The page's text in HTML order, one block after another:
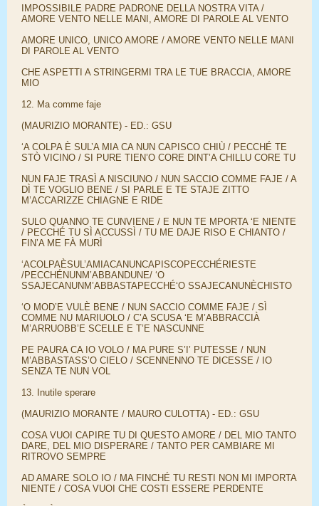
IMPOSSIBILE PADRE PADRONE DELLA NOSTRA VITA /
AMORE VENTO NELLE MANI, AMORE DI PAROLE AL VENTO
AMORE UNICO, UNICO AMORE / AMORE VENTO NELLE MANI
DI PAROLE AL VENTO
CHE ASPETTI A STRINGERMI TRA LE TUE BRACCIA, AMORE
MIO
12. Ma comme faje
(MAURIZIO MORANTE) - ED.: GSU
‘A COLPA È SUL’A MIA CA NUN CAPISCO CHIÙ / PECCHÉ TE
STÒ VICINO / SI PURE TIEN’O CORE DINT’A CHILLU CORE TU
NUN FAJE TRASÌ A NISCIUNO / NUN SACCIO COMME FAJE / A
DÌ TE VOGLIO BENE / SI PARLE E TE STAJE ZITTO
M’ACCARIZZE CHIAGNE E RIDE
SULO QUANNO TE CUNVIENE / E NUN TE MPORTA ‘E NIENTE
/ PECCHÉ TU SÌ ACCUSSÌ / TU ME DAJE RISO E CHIANTO /
FIN’A ME FÀ MURÌ
‘ACOLPAÈSUL’AMIACANUNCAPISCOPECCHÉRIESTE
/PECCHÉNUNM’ABBANDUNE/ ‘O
SSAJECANUNM’ABBASTAPECCHÉ‘O SSAJECANUNÈCHISTO
‘O MOD’E VULÈ BENE / NUN SACCIO COMME FAJE / SÌ
COMME NU MARIUOLO / C’A SCUSA ‘E M’ABBRACCIÀ
M’ARRUOBB’E SCELLE E T’E NASCUNNE
PE PAURA CA IO VOLO / MA PURE S’I’ PUTESSE / NUN
M’ABBASTASS’O CIELO / SCENNENNO TE DICESSE / IO
SENZA TE NUN VOL
13. Inutile sperare
(MAURIZIO MORANTE / MAURO CULOTTA) - ED.: GSU
COSA VUOI CAPIRE TU DI QUESTO AMORE / DEL MIO TANTO
DARE, DEL MIO DISPERARE / TANTO PER CAMBIARE MI
RITROVO SEMPRE
AD AMARE SOLO IO / MA FINCHÉ TU RESTI NON MI IMPORTA
NIENTE / COSA VUOI CHE COSTI ESSERE PERDENTE